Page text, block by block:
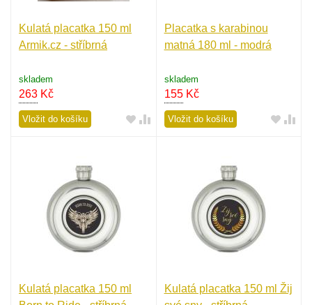
Kulatá placatka 150 ml
Armik.cz - stříbrná
skladem
263 Kč
Vložit do košíku
Placatka s karabinou
matná 180 ml - modrá
skladem
155Kč
Vložit do košíku
Kulatá placatka 150 ml
Kulatá placatka 150 ml Žij